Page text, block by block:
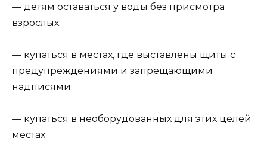
— детям оставаться у воды без присмотра
взрослых;
— купаться в местах, где выставлены щиты с
предупреждениями и запрещающими
надписями;
— купаться в необорудованных для этих целей
местах;